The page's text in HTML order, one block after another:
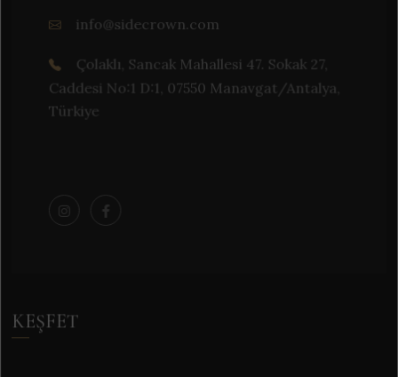
info@sidecrown.com
Çolaklı, Sancak Mahallesi 47. Sokak 27,
Caddesi No:1 D:1, 07550 Manavgat/Antalya,
Türkiye
KEŞFET